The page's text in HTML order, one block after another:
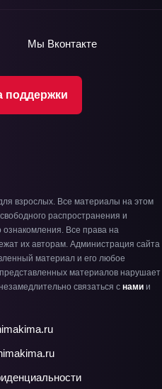
поддержки
Мы Вконтакте
взрослых. Все материалы на этом
распространения и
Все права на
их авторам. Администрация сайта
материал и его любое
материалов нарушает
связаться с нами и